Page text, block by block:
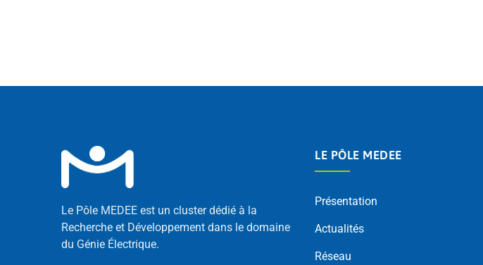
Le Pôle MEDEE est un cluster dédié à la
Recherche et Développement dans le domaine
du Génie Électrique.
LE PÔLE MEDEE
Présentation
Actualités
Réseau